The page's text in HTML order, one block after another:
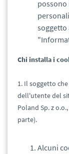
Chi installa i
1. Il soggetto
dell'utente del
Poland Sp. z
parte).
Alcuni